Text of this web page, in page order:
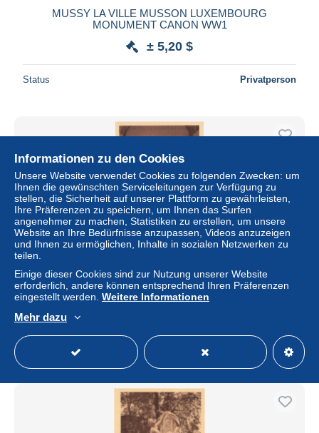
MUSSY LA VILLE MUSSON LUXEMBOURG
MONUMENT CANON WW1
± 5,20 $
Status Privatperson
[-20%] BELGIQUE - Musson - Mussy la Ville - Intérieur de
lEglise - Carte Postale Ancienne
Gewerblicher Händler
Informationen zu den Cookies
Unsere Website verwendet Cookies zu folgenden Zwecken: um
Ihnen die gewünschten Serviceleitungen zur Verfügung zu
stellen, die Sicherheit auf unserer Plattform zu gewährleisten,
Ihre Präferenzen zu speichern, um Ihnen das Surfen
angenehmer zu machen, Statistiken zu erstellen, um unsere
Website an Ihre Bedürfnisse anzupassen, Videos anzuzeigen
und Ihnen zu ermöglichen, Inhalte in sozialen Netzwerken zu
teilen.
Einige dieser Cookies sind zur Nutzung unserer Website
erforderlich, andere können entsprechend Ihren Präferenzen
eingestellt werden. Weitere Informationen
Mehr dazu